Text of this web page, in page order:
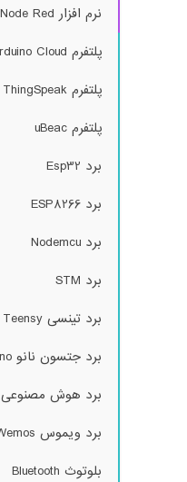
نرم افزار Node Red
پلتفرم Arduino Cloud
پلتفرم ThingSpeak
پلتفرم uBeac
برد Esp32
برد ESP8266
برد Nodemcu
برد STM
برد تینسی Teensy
برد جتسون نانو Jetson Nano
برد هوش مصنوعی Sipeed
برد ویموس Wemos
بلوتوث Bluetooth